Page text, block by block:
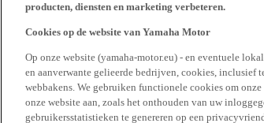
producten, diensten en marketing verbeteren.
Cookies op de website van Yamaha Motor
Op onze website (yamaha-motor.eu) - en eventuele
en aanverwante gelieerde bedrijven, cookies,
webbakens. We gebruiken functionele cookies om
onze website aan, zoals het onthouden van uw
gebruikersstatistieken te genereren op een